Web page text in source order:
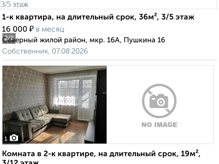
2/2
1-к квартира, на длительный срок, 36м², 3/5 этаж
16 000 ₽ в месяц
Северный жилой район, мкр. 16А, Пушкина 16
Собственник, 07.08.2026
1
Комната в 2-к квартире, на длительный срок, 19м²,